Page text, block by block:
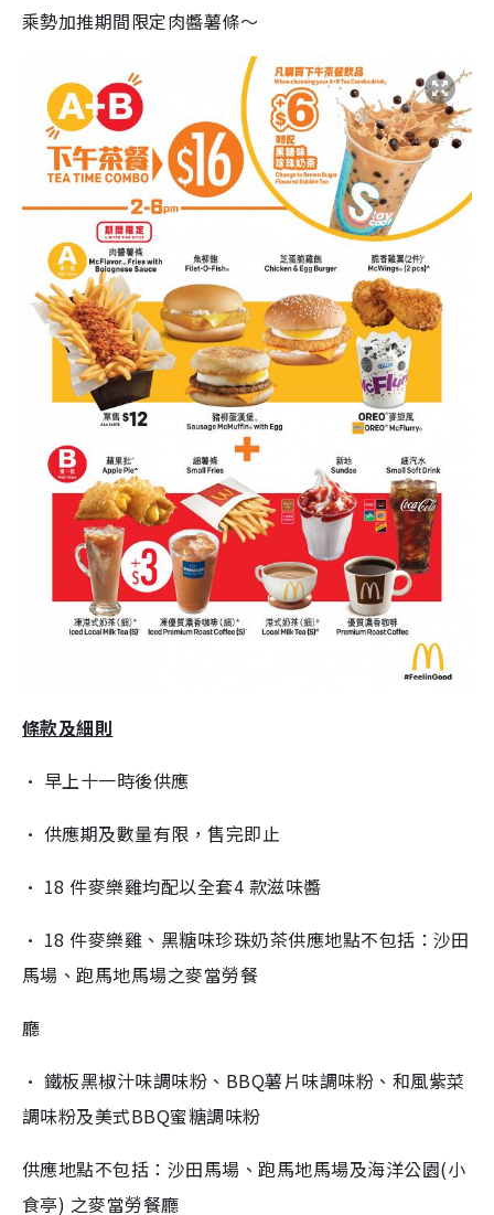
乘勢加推期間限定肉醬薯條～
條款及細則
• 早上十一時後供應
• 供應期及數量有限，售完即止
• 18 件麥樂雞均配以全套4 款滋味醬
• 18 件麥樂雞、黑糖味珍珠奶茶供應地點不包括：沙田
馬場、跑馬地馬場之麥當勞餐
廳
• 鐵板黑椒汁味調味粉、BBQ薯片味調味粉、和風紫菜
調味粉及美式BBQ蜜糖調味粉
供應地點不包括：沙田馬場、跑馬地馬場及海洋公園(小
食亭) 之麥當勞餐廳